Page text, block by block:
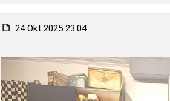
24 Okt 2025 23:04